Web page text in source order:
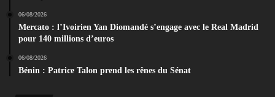
06/08/2026
Mercato : l’Ivoirien Yan Diomandé s’engage avec le Real Madrid
pour 140 millions d’euros
06/08/2026
Bénin : Patrice Talon prend les rênes du Sénat